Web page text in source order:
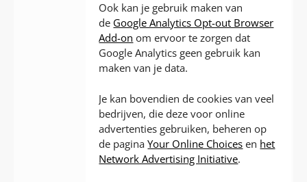
Ook kan je gebruik maken van
de Google Analytics Opt-out Browser
Add-on om ervoor te zorgen dat
Google Analytics geen gebruik kan
maken van je data.
Je kan bovendien de cookies van veel
bedrijven, die deze voor online
advertenties gebruiken, beheren op
de paginaYour Online Choices en het
Network Advertising Initiative.